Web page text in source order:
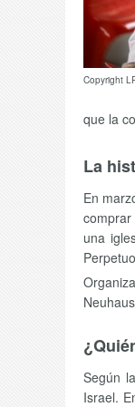
Copyright
que la
La
En
comprar
una
Según
Israel.